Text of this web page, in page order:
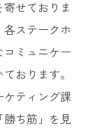
せておりま
ステークホ
ミュニケー
おります。
ティング課
ち筋」を見